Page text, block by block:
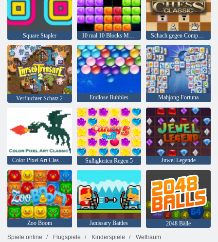
Square Stapler 10 mal 10 Blocks Match Schach gegen Computer
Verfluchter Schatz 2 Endlose Bubbles Mahjong Fortuna
Color Pixel Art Classic Classic Süßigkeiten Regen 5 Juwel Legende
Zoo Boom Janissary Battles
2048 Bälle
Spiele online
Flugspiele Kinderspiele
Weltraum